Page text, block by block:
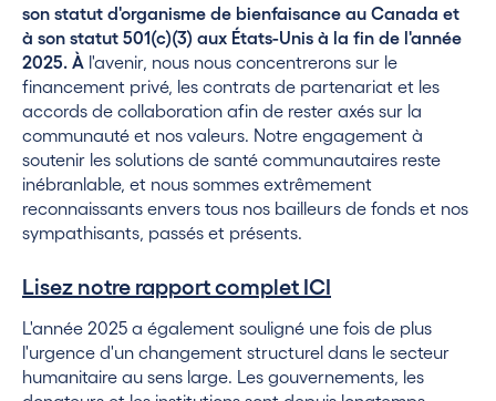
son statut d'organisme de bienfaisance au Canada et
à son statut 501(c)(3) aux États-Unis à la fin de l'année
2025. À l'avenir, nous nous concentrerons sur le
financement privé, les contrats de partenariat et les
accords de collaboration afin de rester axés sur la
communauté et nos valeurs. Notre engagement à
soutenir les solutions de santé communautaires reste
inébranlable, et nous sommes extrêmement
reconnaissants envers tous nos bailleurs de fonds et nos
sympathisants, passés et présents.
Lisez notre rapport complet ICI
L'année 2025 a également souligné une fois de plus
l'urgence d'un changement structurel dans le secteur
humanitaire au sens large. Les gouvernements, les